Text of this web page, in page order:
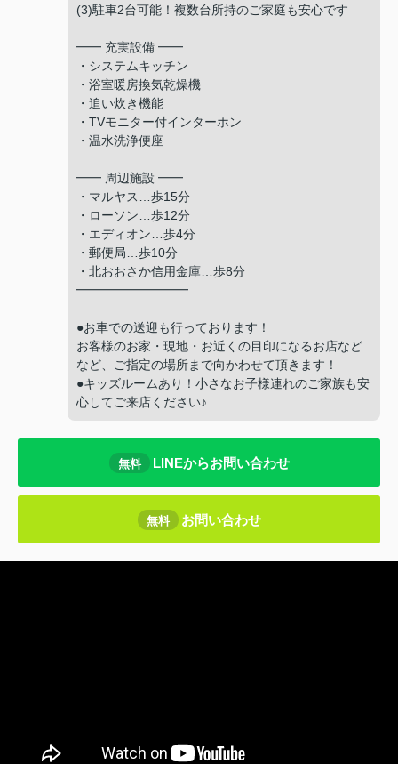
(3)駐車2台可能！複数台所持のご家庭も安心です
━━ 充実設備 ━━
・システムキッチン
・浴室暖房換気乾燥機
・追い炊き機能
・TVモニター付インターホン
・温水洗浄便座
━━ 周辺施設 ━━
・マルヤス…歩15分
・ローソン…歩12分
・エディオン…歩4分
・郵便局…歩10分
・北おおさか信用金庫…歩8分
━━━━━━━━━
●お車での送迎も行っております！
お客様のお家・現地・お近くの目印になるお店など
など、ご指定の場所まで向かわせて頂きます！
●キッズルームあり！小さなお子様連れのご家族も安
心してご来店ください♪
無料 LINEからお問い合わせ
無料 お問い合わせ